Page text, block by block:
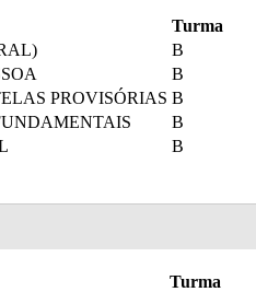
Turma
B
B
PROVISÓRIAS B
B
B
Turma